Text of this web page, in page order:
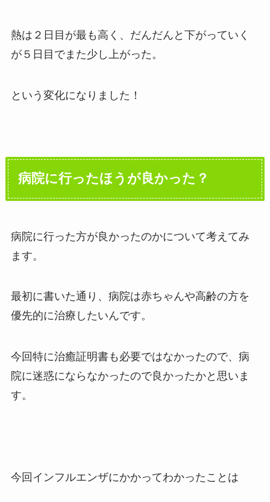
熱は２日目が最も高く、だんだんと下がっていく
が５日目でまた少し上がった。
という変化になりました！
病院に行ったほうが良かった？
病院に行った方が良かったのかについて考えてみ
ます。
最初に書いた通り、病院は赤ちゃんや高齢の方を
優先的に治療したいんです。
今回特に治癒証明書も必要ではなかったので、病
院に迷惑にならなかったので良かったかと思いま
す。
今回インフルエンザにかかってわかったことは